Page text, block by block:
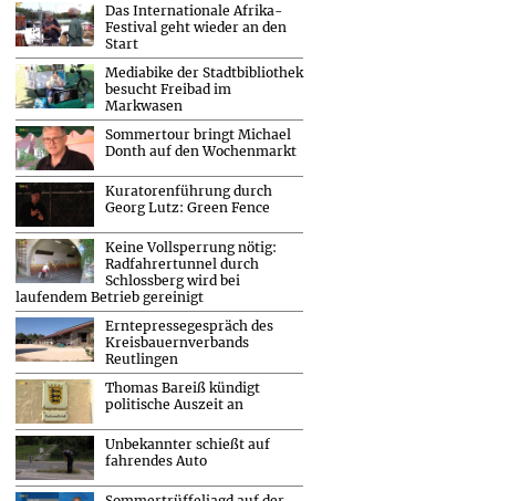
Das Internationale Afrika-
Festival geht wieder an den
Start
Mediabike der Stadtbibliothek
besucht Freibad im
Markwasen
Sommertour bringt Michael
Donth auf den Wochenmarkt
Kuratorenführung durch
Georg Lutz: Green Fence
Keine Vollsperrung nötig:
Radfahrertunnel durch
Schlossberg wird bei
laufendem Betrieb gereinigt
Erntepressegespräch des
Kreisbauernverbands
Reutlingen
Thomas Bareiß kündigt
politische Auszeit an
Unbekannter schießt auf
fahrendes Auto